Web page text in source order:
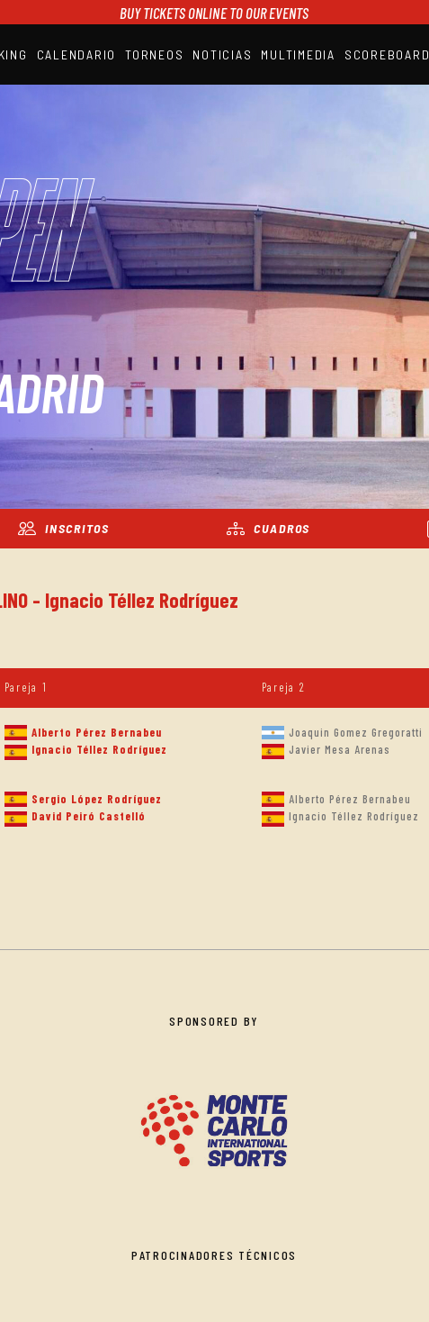
BUY TICKETS ONLINE TO OUR EVENTS
CALENDARIO TORNEOS NOTICIAS MULTIMEDIA SCOREBOARD
STREAMING
INSCRITOS CUADROS
- Ignacio Téllez Rodríguez
Pareja 1 Pareja 2
Alberto Pérez Bernabeu
Ignacio Téllez Rodríguez
Joaquin Gomez Gregoratti
Javier Mesa Arenas
Sergio López Rodríguez
David Peiró Castelló
Alberto Pérez Bernabeu
Ignacio Téllez Rodríguez
SPONSORED BY
PATROCINADORES TÉCNICOS